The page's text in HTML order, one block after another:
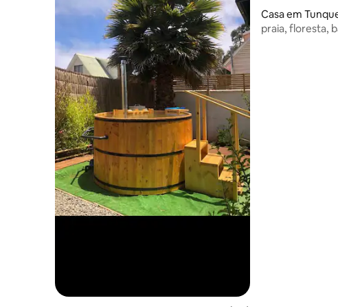
Casa em
praia, floresta,